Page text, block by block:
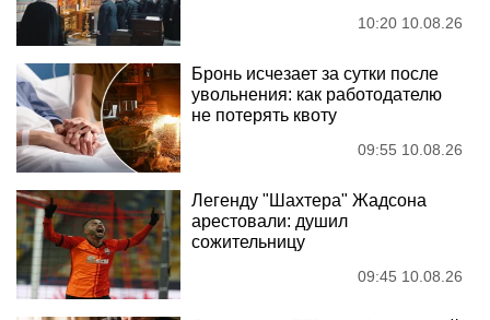
10:20 10.08.26
Бронь исчезает за сутки после
увольнения: как работодателю
не потерять квоту
09:55 10.08.26
Легенду "Шахтера" Жадсона
арестовали: душил
сожительницу
09:45 10.08.26